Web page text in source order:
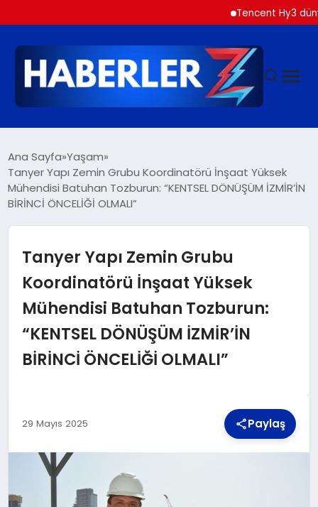
Tencent Hy3 dünya
SIYASET
EKONOMI
SPOR
TEKNOLOJI
Ana Sayfa Yaşam
Tanyer Yapı Zemin Grubu Koordinatörü İnşaat Yüksek
Mühendisi Batuhan Tozburun: “KENTSEL DÖNÜŞÜM İZMİR’İN
BİRİNCİ ÖNCELİĞİ OLMALI”
Tanyer Yapı Zemin Grubu
Koordinatörü İnşaat Yüksek
Mühendisi Batuhan Tozburun:
“KENTSEL DÖNÜŞÜM İZMİR’İN
BİRİNCİ ÖNCELİĞİ OLMALI”
29 Mayıs 2025 Paylaş